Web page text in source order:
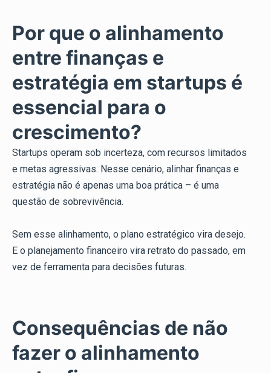
Por que o alinhamento
entre finanças e
estratégia em startups é
essencial para o
crescimento?
Startups operam sob incerteza, com recursos limitados
e metas agressivas. Nesse cenário, alinhar finanças e
estratégia não é apenas uma boa prática – é uma
questão de sobrevivência.
Sem esse alinhamento, o plano estratégico vira desejo.
E o planejamento financeiro vira retrato do passado, em
vez de ferramenta para decisões futuras.
Consequências de não
fazer o alinhamento